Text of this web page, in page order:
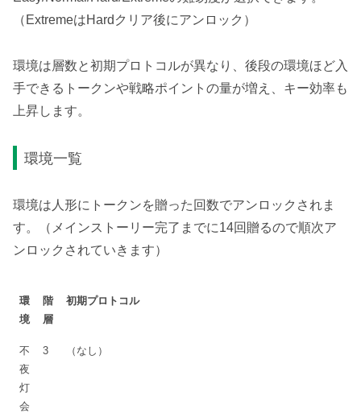
（ExtremeはHardクリア後にアンロック）
環境は層数と初期プロトコルが異なり、後段の環境ほど入
手できるトークンや戦略ポイントの量が増え、キー効率も
上昇します。
環境一覧
環境は人形にトークンを贈った回数でアンロックされま
す。（メインストーリー完了までに14回贈るので順次ア
ンロックされていきます）
環
境
階
層
初期プロトコル
不
夜
灯
会
3 （なし）